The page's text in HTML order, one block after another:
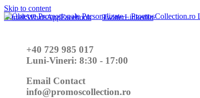
Skip to content
E-mail:WhatsAppFacebook TwitterLinkedIn
+40 729 985 017
Luni-Vineri: 8:30 - 17:00
Email Contact
info@promoscollection.ro